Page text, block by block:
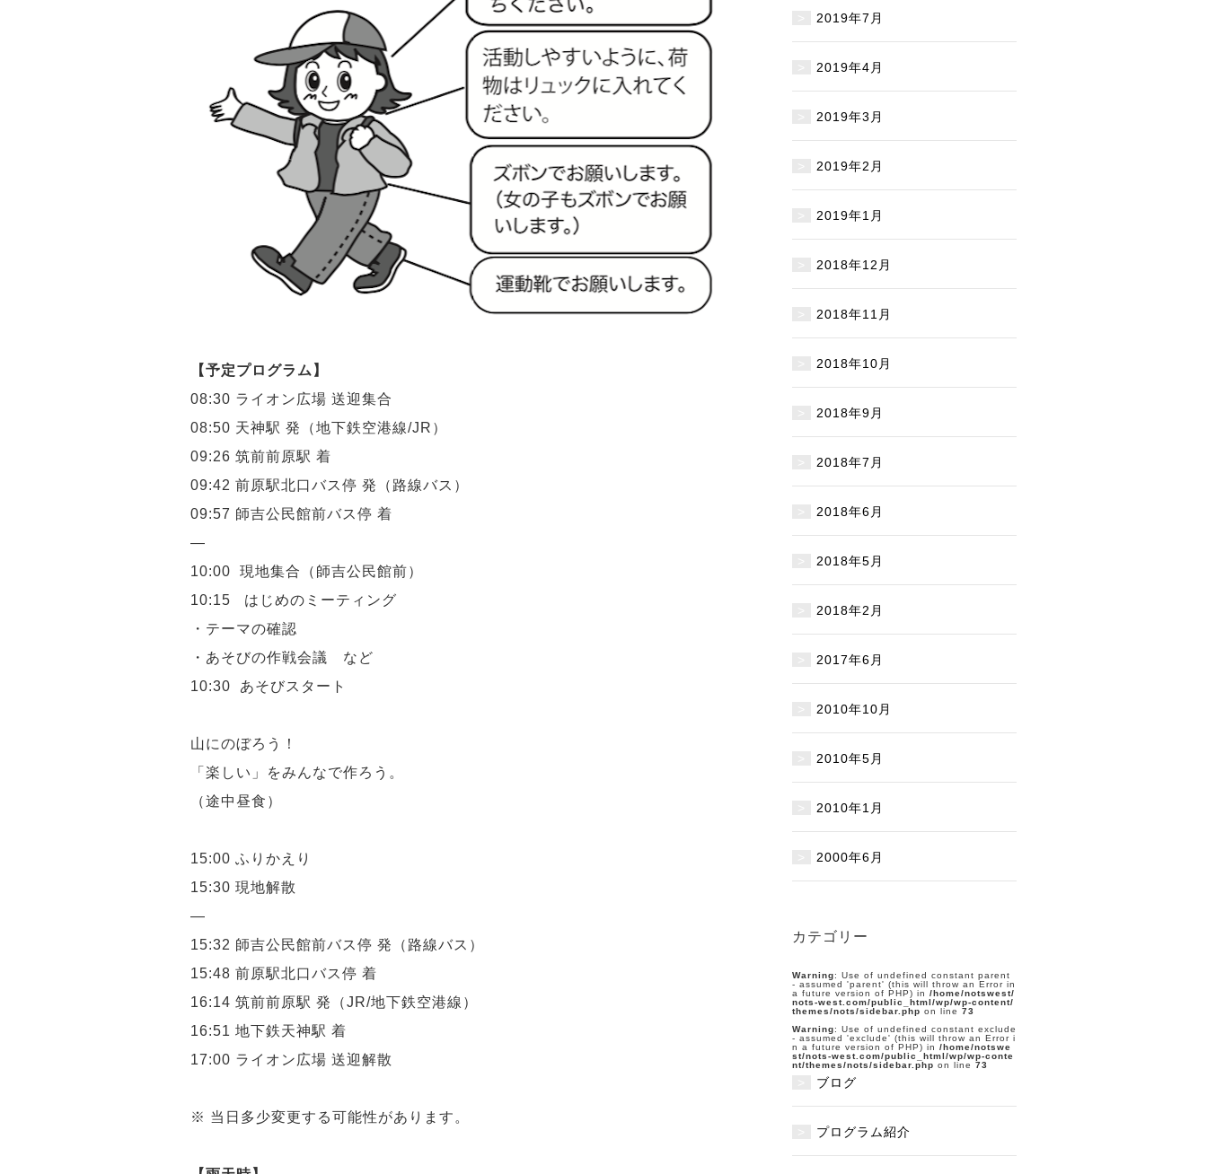
【予定プログラム】
08:30 ライオン広場 送迎集合
08:50 天神駅 発（地下鉄空港線/JR）
09:26 筑前前原駅 着
09:42 前原駅北口バス停 発（路線バス）
09:57 師吉公民館前バス停 着
—
10:00 現地集合（師吉公民館前）
10:15 はじめのミーティング
・テーマの確認
・あそびの作戦会議 など
10:30 あそびスタート
山にのぼろう！
「楽しい」をみんなで作ろう。
（途中昼食）
15:00 ふりかえり
15:30 現地解散
—
15:32 師吉公民館前バス停 発（路線バス）
15:48 前原駅北口バス停 着
16:14 筑前前原駅 発（JR/地下鉄空港線）
16:51 地下鉄天神駅 着
17:00 ライオン広場 送迎解散
※ 当日多少変更する可能性があります。
2019年7月
2019年4月
2019年3月
2019年2月
2019年1月
2018年12月
2018年11月
2018年10月
2018年9月
2018年7月
2018年6月
2018年5月
2018年2月
2017年6月
2010年10月
2010年5月
2010年1月
2000年6月
カテゴリー
Warning: Use of undefined constant parent
- assumed 'parent' (this will throw an Error in
a future version of PHP) in /home/notswest/
nots-west.com/public_html/wp/wp-content/
themes/nots/sidebar.php on line 73
Warning: Use of undefined constant exclude
- assumed 'exclude' (this will throw an Error i
n a future version of PHP) in /home/notswe
st/nots-west.com/public_html/wp/wp-conte
nt/themes/nots/sidebar.php on line 73
ブログ
プログラム紹介